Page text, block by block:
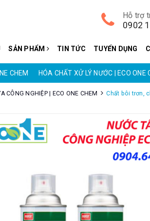
Hỗ trợ
0902
SẢN PHẨM TIN TỨC TUYỂN DỤNG
CHEM HÓA CHẤT XỬ LÝ NƯỚC | ECO ONE
CÔNG NGHIỆP | ECO ONE CHEM Chất bôi trơn,